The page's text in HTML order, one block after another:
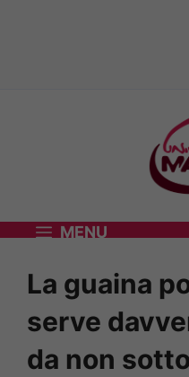
MENU
La guaina
serve
da non